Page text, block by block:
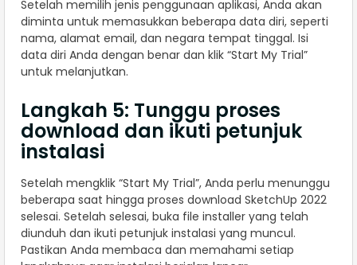
Setelah memilih jenis penggunaan aplikasi, Anda akan
diminta untuk memasukkan beberapa data diri, seperti
nama, alamat email, dan negara tempat tinggal. Isi
data diri Anda dengan benar dan klik “Start My Trial”
untuk melanjutkan.
Langkah 5: Tunggu proses
download dan ikuti petunjuk
instalasi
Setelah mengklik “Start My Trial”, Anda perlu menunggu
beberapa saat hingga proses download SketchUp 2022
selesai. Setelah selesai, buka file installer yang telah
diunduh dan ikuti petunjuk instalasi yang muncul.
Pastikan Anda membaca dan memahami setiap